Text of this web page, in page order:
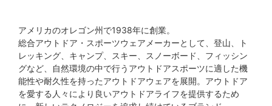
アメリカのオレゴン州で1938年に創業。
総合アウトドア・スポーツウェアメーカーとして、登山、ト
レッキング、キャンプ、スキー、スノーボード、フィッシン
グなど、自然環境の中で行うアウトドアスポーツに適した機
能性や耐久性を持ったアウトドアウェアを展開。アウトドア
を愛する人々により良いアウトドアライフを提供するため